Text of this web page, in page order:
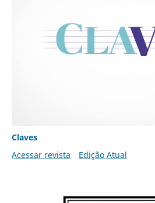
Claves
Acessar revista
Edição Atual